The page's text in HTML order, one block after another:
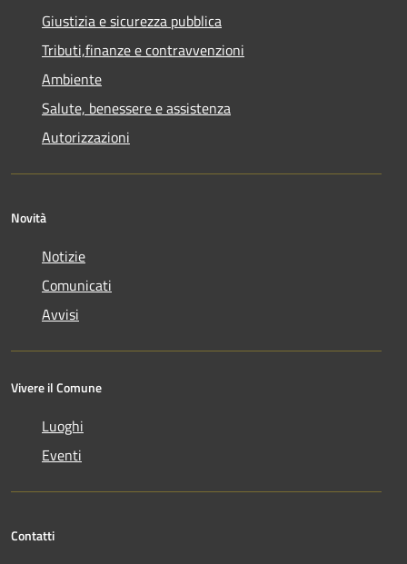
Giustizia e sicurezza pubblica
Tributi,finanze e contravvenzioni
Ambiente
Salute, benessere e assistenza
Autorizzazioni
Novità
Notizie
Comunicati
Avvisi
Vivere il Comune
Luoghi
Eventi
Contatti